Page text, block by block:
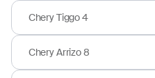
Chery Tiggo 4
Chery Arrizo 8